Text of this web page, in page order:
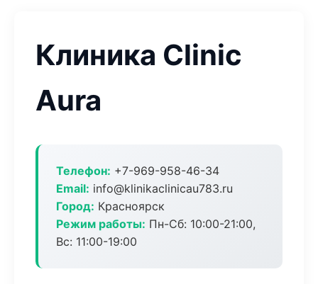
Клиника Clinic
Aura
Телефон: +7-969-958-46-34
Email: info@klinikaclinicau783.ru
Город: Красноярск
Режим работы: Пн-Сб: 10:00-21:00,
Вс: 11:00-19:00